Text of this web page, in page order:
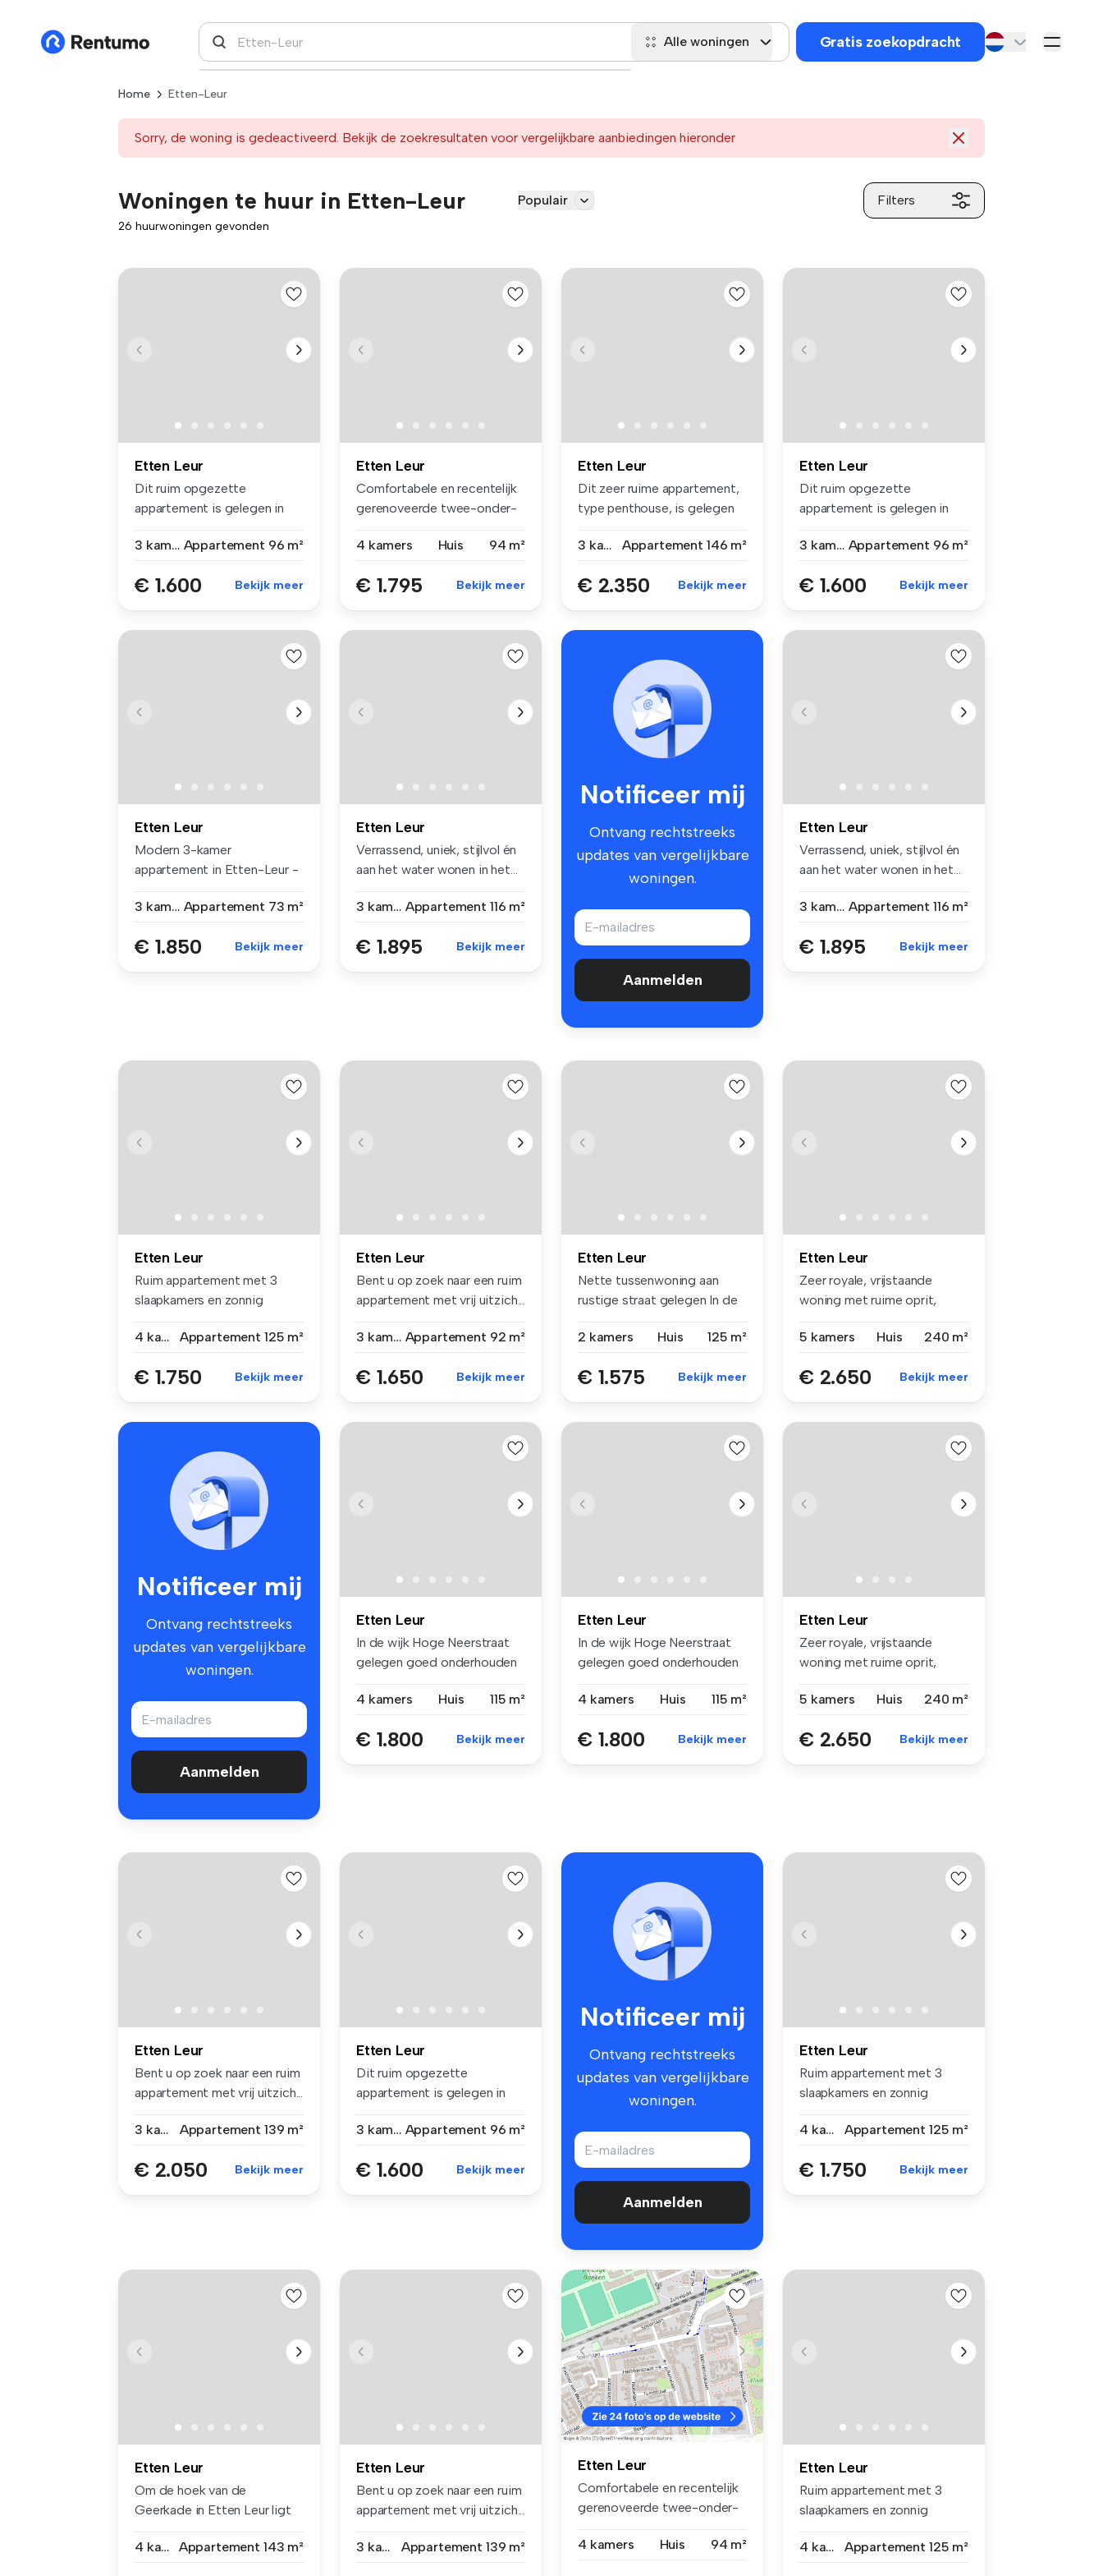
Alle woningen Gratis zoekopdracht
Home Etten-Leur
Sorry, de woning is gedeactiveerd. Bekijk de zoekresultaten voor vergelijkbare aanbiedingen hieronder
Woningen te huur in Etten-Leur Populair Filters
26 huurwoningen gevonden
Etten Leur
Dit ruim opgezette
appartement is gelegen in
3 kamers Appartement 96 m²
€ 1.600 Bekijk meer
Etten Leur
Comfortabele en recentelijk
gerenoveerde twee-onder-
4 kamers
Huis 94 m²
€ 1.795 Bekijk meer
Etten Leur
Dit zeer ruime appartement,
type penthouse, is gelegen
3 kamers
Appartement 146 m²
€ 2.350 Bekijk meer
Etten Leur
Dit ruim opgezette
appartement is gelegen in
3 kamers Appartement 96 m²
€ 1.600 Bekijk meer
Etten Leur
Modern 3-kamer
appartement in Etten-Leur -
3 kamers Appartement 73 m²
€ 1.850 Bekijk meer
Etten Leur
Verrassend, uniek, stijlvol én
aan het water wonen in het...
3 kamers Appartement 116 m²
€ 1.895 Bekijk meer
Notificeer mij
Ontvang rechtstreeks
updates van vergelijkbare
woningen.
Aanmelden
Etten Leur
Verrassend, uniek, stijlvol én
aan het water wonen in het...
3 kamers Appartement 116 m²
€ 1.895 Bekijk meer
Etten Leur
Ruim appartement met 3
slaapkamers en zonnig
4 kamers
Appartement 125 m²
€ 1.750 Bekijk meer
Etten Leur
Bent u op zoek naar een ruim
appartement met vrij uitzich...
3 kamers Appartement 92 m²
€ 1.650 Bekijk meer
Etten Leur
Nette tussenwoning aan
rustige straat gelegen In de
2 kamers
Huis 125 m²
€ 1.575 Bekijk meer
Etten Leur
Zeer royale, vrijstaande
woning met ruime oprit,
5 kamers
Huis 240 m²
€ 2.650 Bekijk meer
Notificeer mij
Ontvang rechtstreeks
updates van vergelijkbare
woningen.
Aanmelden
Etten Leur
In de wijk Hoge Neerstraat
gelegen goed onderhouden
4 kamers
Huis 115 m²
€ 1.800 Bekijk meer
Etten Leur
In de wijk Hoge Neerstraat
gelegen goed onderhouden
4 kamers
Huis 115 m²
€ 1.800 Bekijk meer
Etten Leur
Zeer royale, vrijstaande
woning met ruime oprit,
5 kamers
Huis 240 m²
€ 2.650 Bekijk meer
Etten Leur
Bent u op zoek naar een ruim
appartement met vrij uitzich...
3 kamers Appartement 139 m²
€ 2.050 Bekijk meer
Etten Leur
Dit ruim opgezette
appartement is gelegen in
3 kamers Appartement 96 m²
€ 1.600 Bekijk meer
Notificeer mij
Ontvang rechtstreeks
updates van vergelijkbare
woningen.
Aanmelden
Etten Leur
Ruim appartement met 3
slaapkamers en zonnig
4 kamers
Appartement 125 m²
€ 1.750 Bekijk meer
Etten Leur
Om de hoek van de
Geerkade in Etten Leur ligt
4 kamers
Appartement 143 m²
Etten Leur
Bent u op zoek naar een ruim
appartement met vrij uitzich...
3 kamers Appartement 139 m²
Etten Leur
Comfortabele en recentelijk
gerenoveerde twee-onder-
4 kamers
Huis 94 m²
Etten Leur
Ruim appartement met 3
slaapkamers en zonnig
4 kamers
Appartement 125 m²